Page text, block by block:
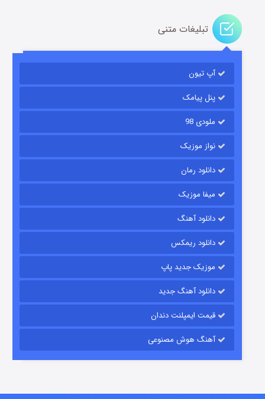
باب اسفنجی فصل ۱۷
قسمت۶ (زیرنویس) منتشر شد
قسمت۱۵ (دوبله) منتشر شد
تبلیغات متنی
آپ تیون
پنل پیامک
ملودی 98
نواز موزیک
دانلود رمان
میفا موزیک
دانلود آهنگ
دانلود ریمکس
موزیک جدید پاپ
دانلود آهنگ جدید
قیمت ایمپلنت دندان
آهنگ هوش مصنوعی